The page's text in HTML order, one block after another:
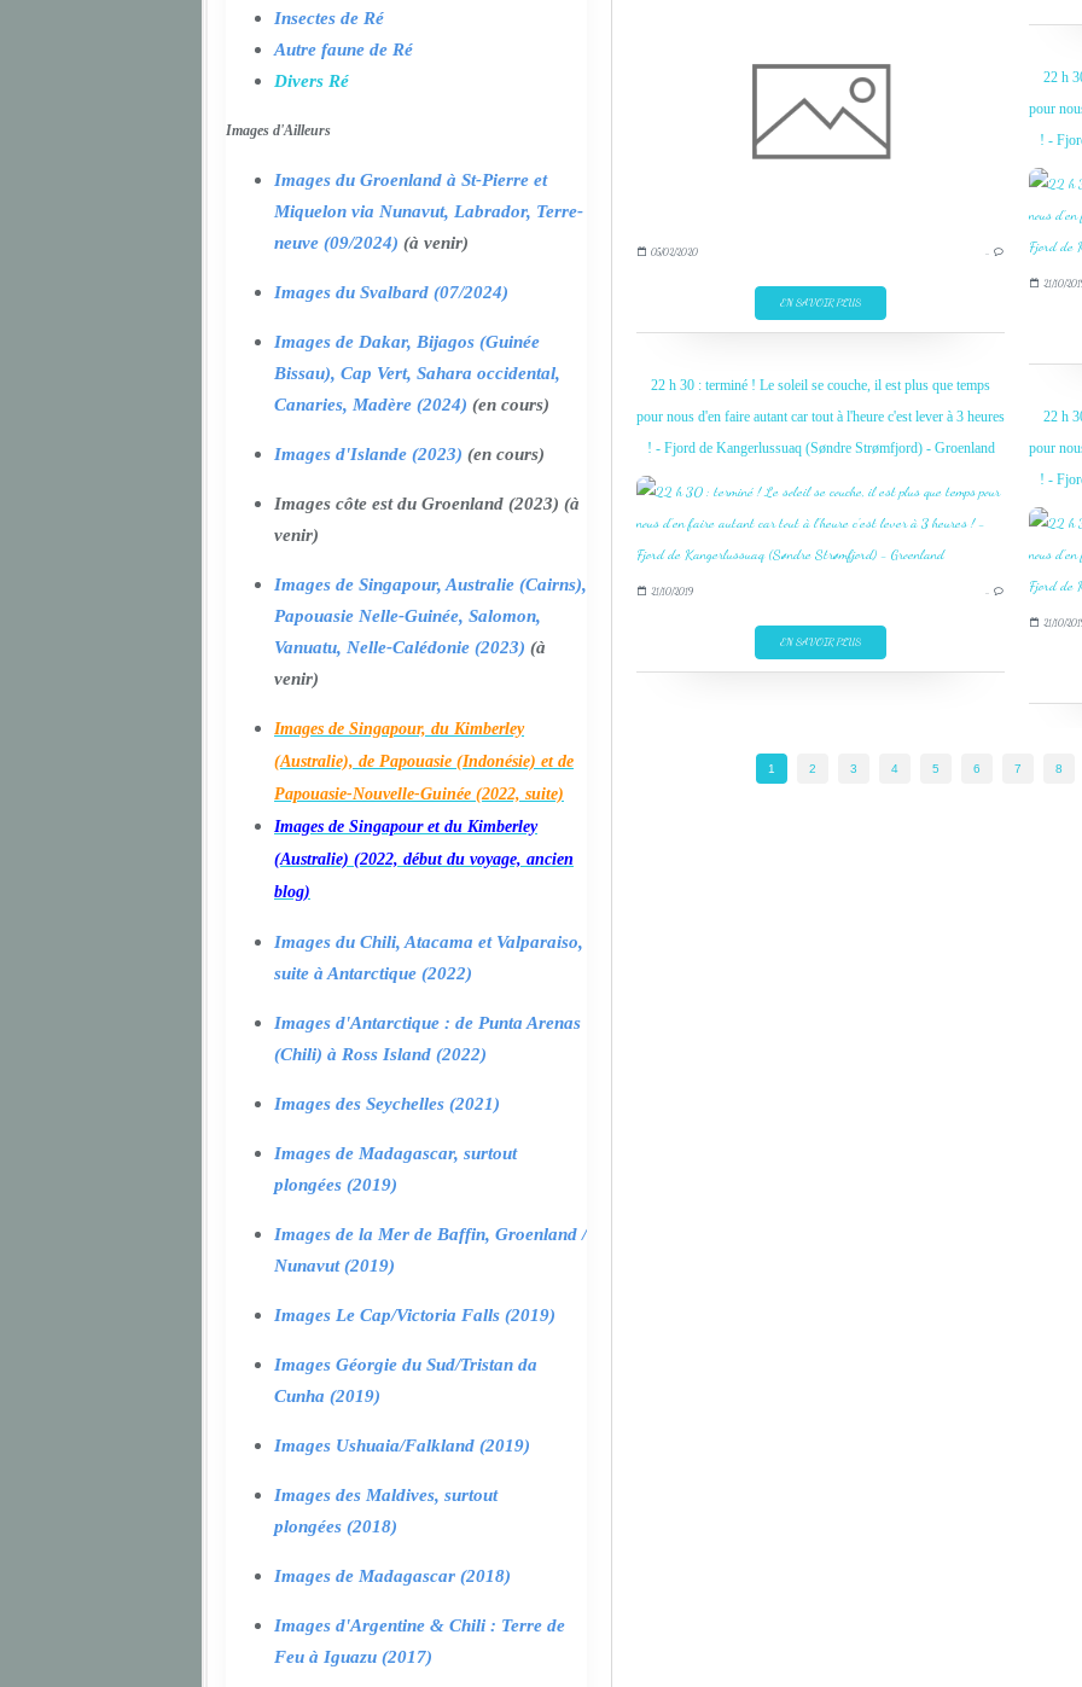
05/02/2020 …
EN SAVOIR PLUS
22 h
pour
! -
21/10/
22 h 30 : terminé ! Le soleil se couche, il est plus que temps
pour nous d'en faire autant car tout à l'heure c'est lever à 3 heures
! - Fjord de Kangerlussuaq (Søndre Strømfjord) - Groenland
21/10/2019 …
EN SAVOIR PLUS
22 h
pour
! -
21/10/
1 2 3 4 5 6 7 8
Insectes de Ré
Autre faune de Ré
Divers Ré
Images d'Ailleurs
Images du Groenland à St-Pierre et
Miquelon via Nunavut, Labrador, Terre-
neuve (09/2024) (à venir)
Images du Svalbard (07/2024)
Images de Dakar, Bijagos (Guinée
Bissau), Cap Vert, Sahara occidental,
Canaries, Madère (2024) (en cours)
Images d'Islande (2023) (en cours)
Images côte est du Groenland (2023) (à
venir)
Images de Singapour, Australie (Cairns),
Papouasie Nelle-Guinée, Salomon,
Vanuatu, Nelle-Calédonie (2023) (à
venir)
Images de Singapour, du Kimberley
(Australie), de Papouasie (Indonésie) et de
Papouasie-Nouvelle-Guinée (2022, suite)
Images de Singapour et du Kimberley
(Australie) (2022, début du voyage, ancien
blog)
Images du Chili, Atacama et Valparaiso,
suite à Antarctique (2022)
Images d'Antarctique : de Punta Arenas
(Chili) à Ross Island (2022)
Images des Seychelles (2021)
Images de Madagascar, surtout
plongées (2019)
Images de la Mer de Baffin, Groenland /
Nunavut (2019)
Images Le Cap/Victoria Falls (2019)
Images Géorgie du Sud/Tristan da
Cunha (2019)
Images Ushuaia/Falkland (2019)
Images des Maldives, surtout
plongées (2018)
Images de Madagascar (2018)
Images d'Argentine & Chili : Terre de
Feu à Iguazu (2017)